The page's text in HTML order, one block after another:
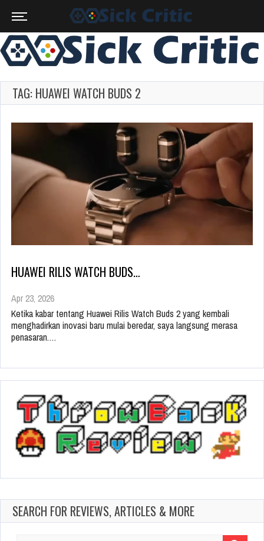
TAG: HUAWEI WATCH BUDS 2
HUAWEI RILIS WATCH BUDS…
Apr 23, 2026
Ketika kabar tentang Huawei Rilis Watch Buds 2 yang kembali
menghadirkan inovasi baru mulai beredar, saya langsung merasa
penasaran.…
SEARCH FOR REVIEWS, ARTICLES & MORE